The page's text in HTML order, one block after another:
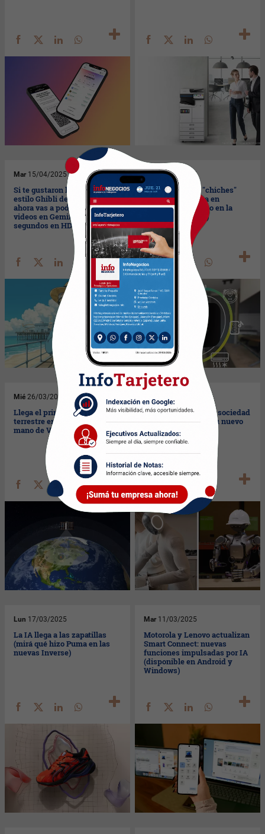
Mar 15/04/2025
Si te gustaron las imágenes al
estilo Ghibli de ChatGPT,
ahora vas a poder hacer
videos en Gemini y Whisk (8
segundos en HD)
Lun31/03/2025
Los tres nuevos "chiches"
que Positivo lanza en
Argentina (con foco en la
domótica y el IoT)
Mié 26/03/2025
Llega el primer servicio 5G no
terrestre en Argentina (de la
mano de Viasat y Myriota)
NVIDIA presenta en sociedad
a Isaac GR00T N1 (su nuevo
robot humanoide)
Lun 17/03/2025
La IA llega a las zapatillas
(mirá qué hizo Puma en las
nuevas Inverse)
Mar 11/03/2025
Motorola y Lenovo actualizan
Smart Connect: nuevas
funciones impulsadas por IA
(disponible en Android y
Windows)